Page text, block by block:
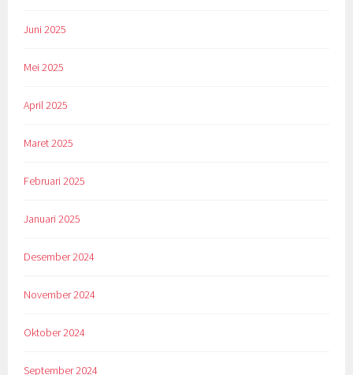
Juni 2025
Mei 2025
April 2025
Maret 2025
Februari 2025
Januari 2025
Desember 2024
November 2024
Oktober 2024
September 2024